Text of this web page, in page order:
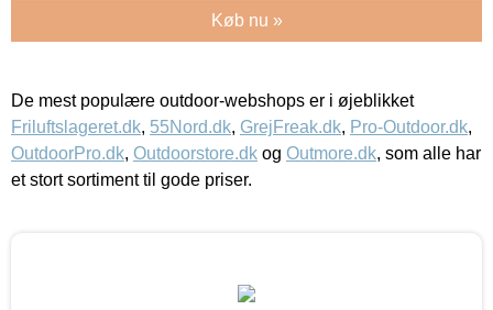
Køb nu »
De mest populære outdoor-webshops er i øjeblikket
Friluftslageret.dk, 55Nord.dk, GrejFreak.dk, Pro-Outdoor.dk,
OutdoorPro.dk, Outdoorstore.dk og Outmore.dk, som alle har
et stort sortiment til gode priser.